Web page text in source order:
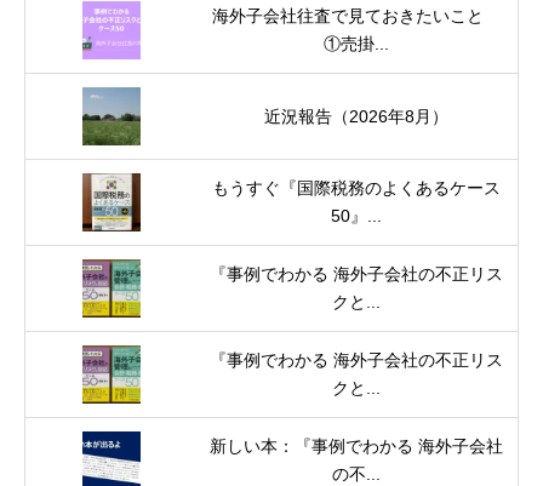
海外子会社往査で見ておきたいこと
①売掛...
近況報告（2026年8月）
もうすぐ『国際税務のよくあるケース
50』...
『事例でわかる 海外子会社の不正リス
クと...
『事例でわかる 海外子会社の不正リス
クと...
新しい本：『事例でわかる 海外子会社
の不...